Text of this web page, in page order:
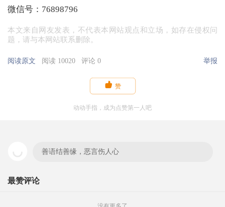
微信号：76898796
本文来自网友发表，不代表本网站观点和立场，如存在侵权问
题，请与本网站联系删除。
阅读原文 阅读 10020 评论 0 举报
 赞
动动手指，成为点赞第一人吧
善语结善缘，恶言伤人心
最赞评论